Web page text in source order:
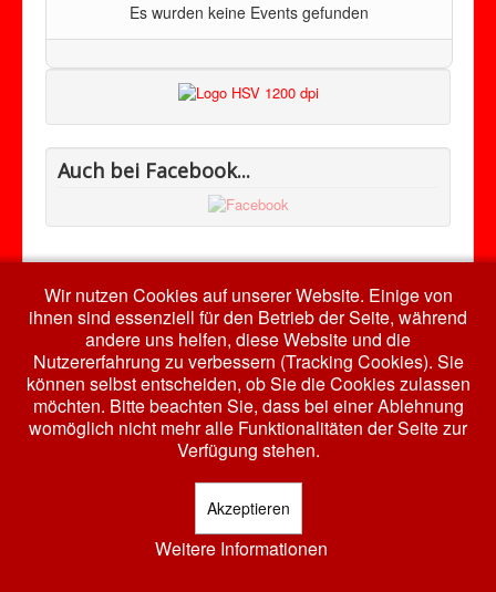
Es wurden keine Events gefunden
Auch bei Facebook...
Nach oben
© 2026 HSV RW Harth e.V.
Wir nutzen Cookies auf unserer Website. Einige von
ihnen sind essenziell für den Betrieb der Seite, während
andere uns helfen, diese Website und die
Nutzererfahrung zu verbessern (Tracking Cookies). Sie
können selbst entscheiden, ob Sie die Cookies zulassen
möchten. Bitte beachten Sie, dass bei einer Ablehnung
womöglich nicht mehr alle Funktionalitäten der Seite zur
Verfügung stehen.
Akzeptieren
Weitere Informationen